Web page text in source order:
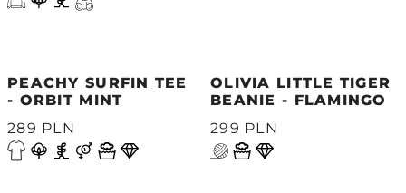
PEACHY SURFIN TEE
- ORBIT MINT
289 PLN
OLIVIA LITTLE TIGER
BEANIE - FLAMINGO
299 PLN